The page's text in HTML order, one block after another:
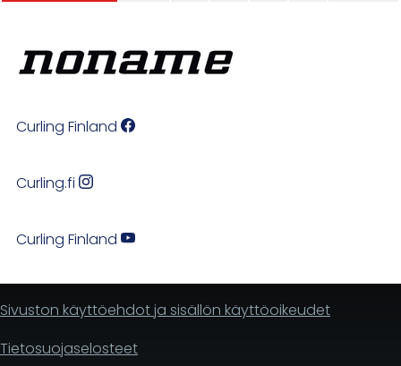
Curling Finland
Curling.fi
Curling Finland
Sivuston käyttöehdot ja sisällön käyttöoikeudet
Tietosuojaselosteet